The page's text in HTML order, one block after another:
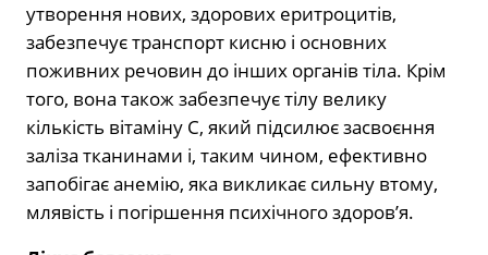
утворення нових, здорових еритроцитів,
забезпечує транспорт кисню і основних
поживних речовин до інших органів тіла. Крім
того, вона також забезпечує тілу велику
кількість вітаміну С, який підсилює засвоєння
заліза тканинами і, таким чином, ефективно
запобігає анемію, яка викликає сильну втому,
млявість і погіршення психічного здоров’я.